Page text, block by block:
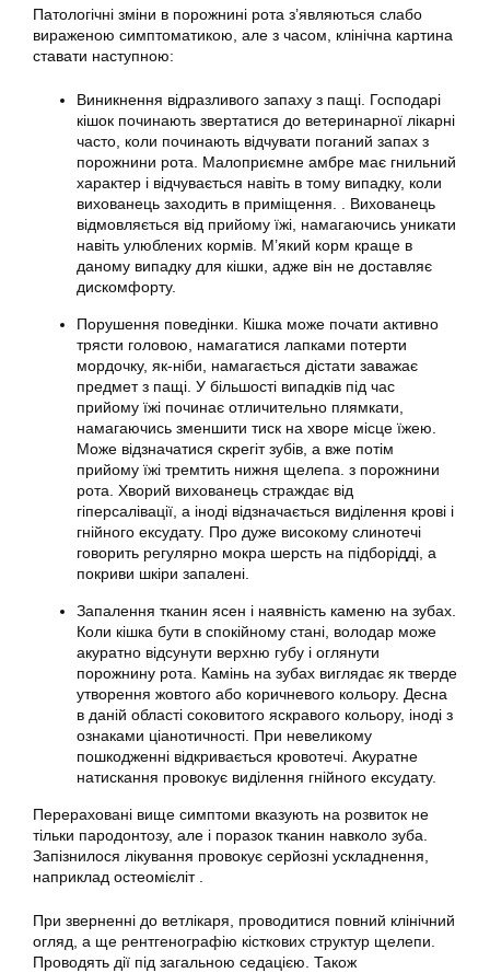
Патологічні зміни в порожнині рота з’являються слабо
вираженою симптоматикою, але з часом, клінічна картина
ставати наступною:
Виникнення відразливого запаху з пащі. Господарі
кішок починають звертатися до ветеринарної лікарні
часто, коли починають відчувати поганий запах з
порожнини рота. Малоприємне амбре має гнильний
характер і відчувається навіть в тому випадку, коли
вихованець заходить в приміщення. . Вихованець
відмовляється від прийому їжі, намагаючись уникати
навіть улюблених кормів. М’який корм краще в
даному випадку для кішки, адже він не доставляє
дискомфорту.
Порушення поведінки. Кішка може почати активно
трясти головою, намагатися лапками потерти
мордочку, як-ніби, намагається дістати заважає
предмет з пащі. У більшості випадків під час
прийому їжі починає отличительно плямкати,
намагаючись зменшити тиск на хворе місце їжею.
Може відзначатися скрегіт зубів, а вже потім
прийому їжі тремтить нижня щелепа. з порожнини
рота. Хворий вихованець страждає від
гіперсалівації, а іноді відзначається виділення крові і
гнійного ексудату. Про дуже високому слинотечі
говорить регулярно мокра шерсть на підборідді, а
покриви шкіри запалені.
Запалення тканин ясен і наявність каменю на зубах.
Коли кішка бути в спокійному стані, володар може
акуратно відсунути верхню губу і оглянути
порожнину рота. Камінь на зубах виглядає як тверде
утворення жовтого або коричневого кольору. Десна
в даній області соковитого яскравого кольору, іноді з
ознаками ціанотичності. При невеликому
пошкодженні відкривається кровотечі. Акуратне
натискання провокує виділення гнійного ексудату.
Перераховані вище симптоми вказують на розвиток не
тільки пародонтозу, але і поразок тканин навколо зуба.
Запізнилося лікування провокує серйозні ускладнення,
наприклад остеомієліт .
При зверненні до ветлікаря, проводитися повний клінічний
огляд, а ще рентгенографію кісткових структур щелепи.
Проводять дії під загальною седацією. Також